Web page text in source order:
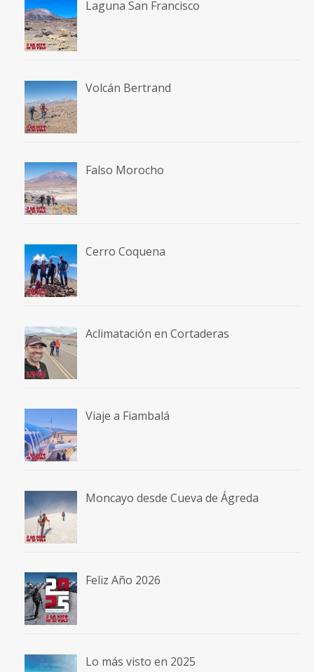
Laguna San Francisco
Volcán Bertrand
Falso Morocho
Cerro Coquena
Aclimatación en Cortaderas
Viaje a Fiambalá
Moncayo desde Cueva de Ágreda
Feliz Año 2026
Lo más visto en 2025